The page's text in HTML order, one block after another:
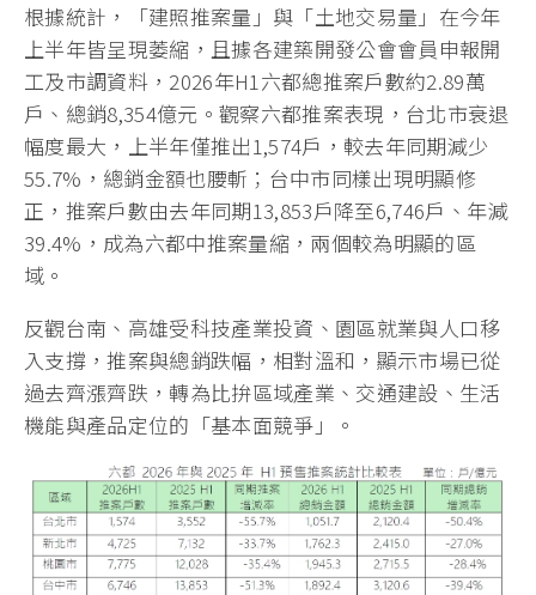
根據統計，「建照推案量」與「土地交易量」在今年
上半年皆呈現萎縮，且據各建築開發公會會員申報開
工及市調資料，2026年H1六都總推案戶數約2.89萬
戶、總銷8,354億元。觀察六都推案表現，台北市衰退
幅度最大，上半年僅推出1,574戶，較去年同期減少
55.7%，總銷金額也腰斬；台中市同樣出現明顯修
正，推案戶數由去年同期13,853戶降至6,746戶、年減
39.4%，成為六都中推案量縮，兩個較為明顯的區
域。
反觀台南、高雄受科技產業投資、園區就業與人口移
入支撐，推案與總銷跌幅，相對溫和，顯示市場已從
過去齊漲齊跌，轉為比拚區域產業、交通建設、生活
機能與產品定位的「基本面競爭」。